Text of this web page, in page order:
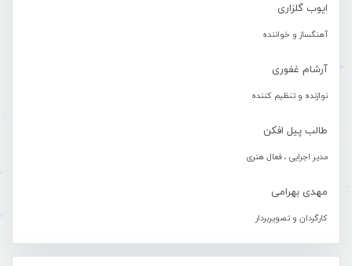
ایوب گلزاری
آهنگساز و خواننده
آرشام غفوری
نوازنده و تنظیم کننده
طالب پیل افکن
مدیر اجرایی ، فعال هنری
مهدی بهرامی
کارگردان و تصویربردار